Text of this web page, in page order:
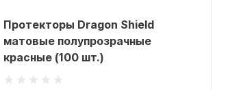
Протекторы Dragon Shield
матовые полупрозрачные
красные (100 шт.)